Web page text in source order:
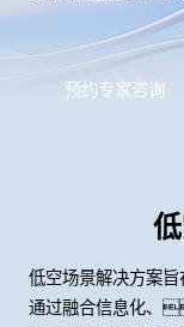
预约专家咨询
低空场景解决方案
通过融合信息化、